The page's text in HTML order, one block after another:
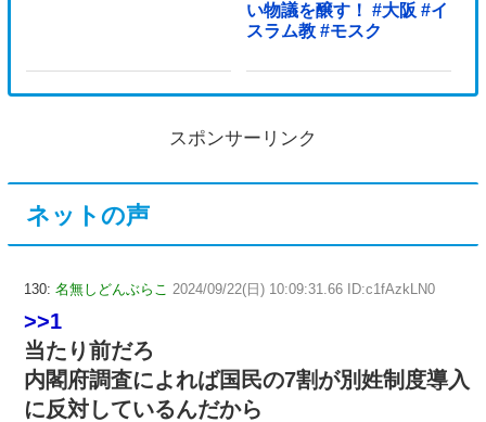
い物議を醸す！ #大阪 #イ
スラム教 #モスク
スポンサーリンク
ネットの声
130: 名無しどんぶらこ 2024/09/22(日) 10:09:31.66 ID:c1fAzkLN0
>>1
当たり前だろ
内閣府調査によれば国民の7割が別姓制度導入
に反対しているんだから